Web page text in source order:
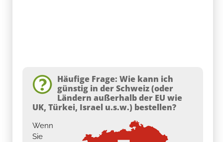
Häufige Frage: Wie kann ich
günstig in der Schweiz (oder
Ländern außerhalb der EU wie
UK, Türkei, Israel u.s.w.) bestellen?
Wenn
Sie